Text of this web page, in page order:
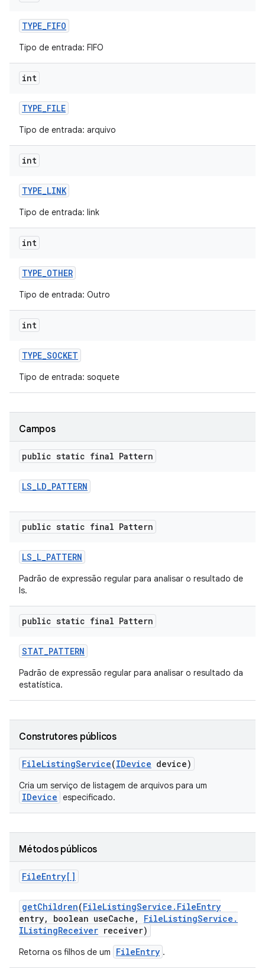
TYPE_FIFO
Tipo de entrada: FIFO
int
TYPE_FILE
Tipo de entrada: arquivo
int
TYPE_LINK
Tipo de entrada: link
int
TYPE_OTHER
Tipo de entrada: Outro
int
TYPE_SOCKET
Tipo de entrada: soquete
Campos
public static final Pattern
LS_LD_PATTERN
public static final Pattern
LS_L_PATTERN
Padrão de expressão regular para analisar o resultado de
ls.
public static final Pattern
STAT_PATTERN
Padrão de expressão regular para analisar o resultado da
estatística.
Construtores públicos
FileListingService(IDevice device)
Cria um serviço de listagem de arquivos para um
IDevice especificado.
Métodos públicos
FileEntry[]
getChildren(FileListingService . FileEntry
entry, boolean useCache , FileListingService .
IListingReceiver receiver)
Retorna os filhos de um FileEntry .